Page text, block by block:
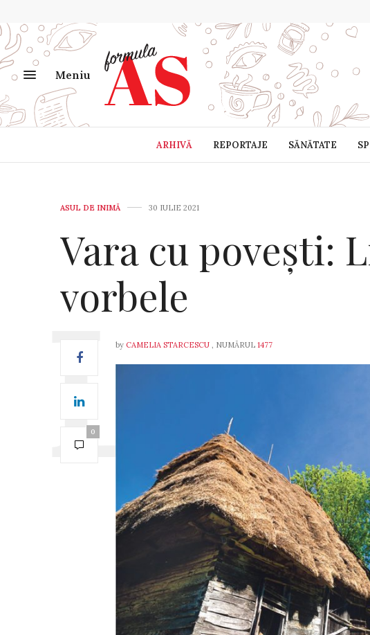
Meniu
ARHIVĂ REPORTAJE SĂNĂTATE
ASUL DE INIMĂ 30 IULIE 2021
Vara cu povești:
vorbele
0
by CAMELIA STARCESCU , NUMĂRUL 1477